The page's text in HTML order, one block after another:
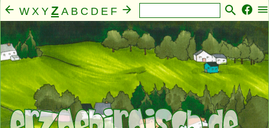
W X Y Z A B C D E F
L M N O P Q R S T U V
Mensch·Seele·Geist·Familie ·Gemeinschaft·
Nahrung·Natur· Sonstiges